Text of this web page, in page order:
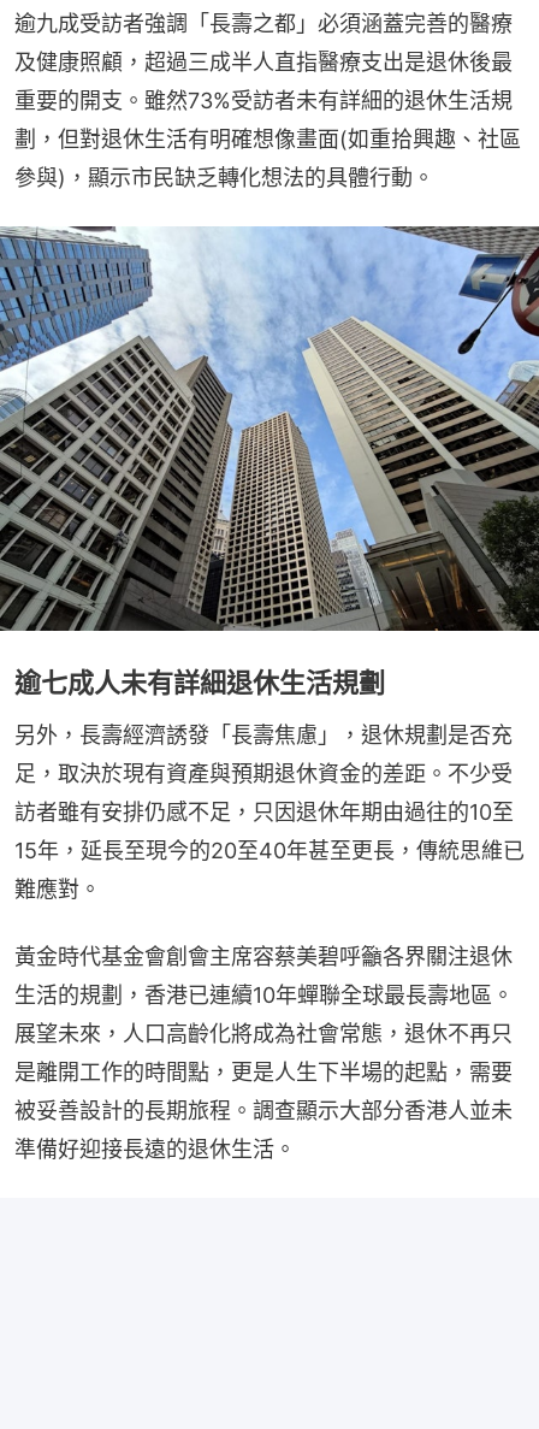
逾九成受訪者強調「長壽之都」必須涵蓋完善的醫療
及健康照顧，超過三成半人直指醫療支出是退休後最
重要的開支。雖然73%受訪者未有詳細的退休生活規
劃，但對退休生活有明確想像畫面(如重拾興趣、社區
參與)，顯示市民缺乏轉化想法的具體行動。
逾七成人未有詳細退休生活規劃
另外，長壽經濟誘發「長壽焦慮」，退休規劃是否充
足，取決於現有資產與預期退休資金的差距。不少受
訪者雖有安排仍感不足，只因退休年期由過往的10至
15年，延長至現今的20至40年甚至更長，傳統思維已
難應對。
黃金時代基金會創會主席容蔡美碧呼籲各界關注退休
生活的規劃，香港已連續10年蟬聯全球最長壽地區。
展望未來，人口高齡化將成為社會常態，退休不再只
是離開工作的時間點，更是人生下半場的起點，需要
被妥善設計的長期旅程。調查顯示大部分香港人並未
準備好迎接長遠的退休生活。